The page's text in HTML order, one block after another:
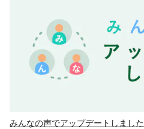
みんなの声でアップデートしました